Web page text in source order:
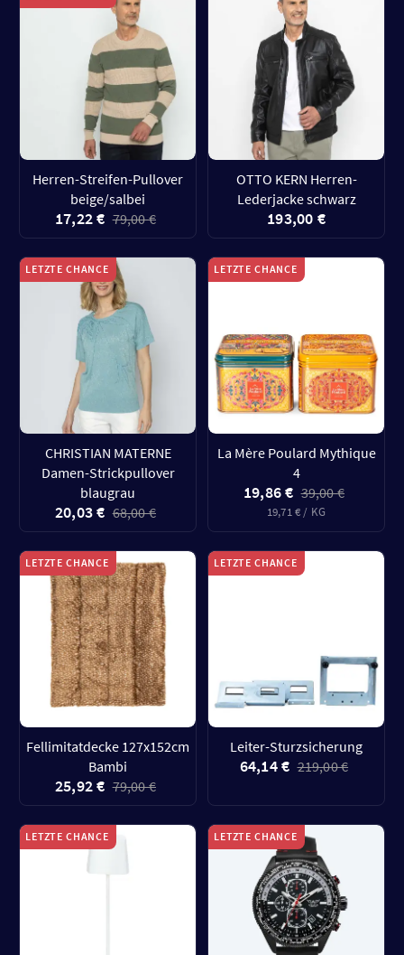
Herren-Streifen-Pullover
beige/salbei
17,22 € 79,00 €
OTTO KERN Herren-
Lederjacke schwarz
193,00 €
LETZTE CHANCE
CHRISTIAN MATERNE
Damen-Strickpullover
blaugrau
20,03 € 68,00 €
LETZTE CHANCE
La Mère Poulard Mythique
4
19,86 € 39,00 €
19,71 € / KG
LETZTE CHANCE
Fellimitatdecke 127x152cm
Bambi
25,92 € 79,00 €
LETZTE CHANCE
Leiter-Sturzsicherung
64,14 € 219,00 €
LETZTE CHANCE LETZTE CHANCE